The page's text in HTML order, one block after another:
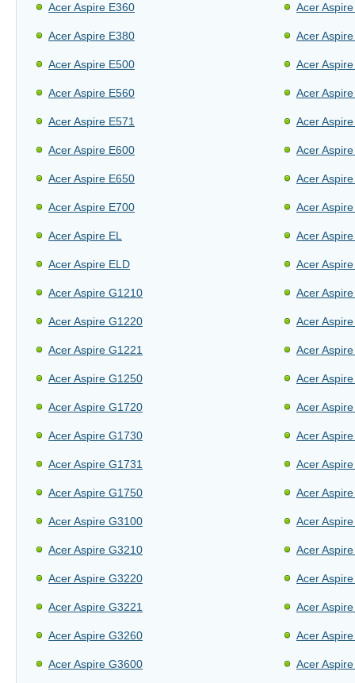
Acer Aspire E360
Acer Aspire E380
Acer Aspire E500
Acer Aspire E560
Acer Aspire E571
Acer Aspire E600
Acer Aspire E650
Acer Aspire E700
Acer Aspire EL
Acer Aspire ELD
Acer Aspire G1210
Acer Aspire G1220
Acer Aspire G1221
Acer Aspire G1250
Acer Aspire G1720
Acer Aspire G1730
Acer Aspire G1731
Acer Aspire G1750
Acer Aspire G3100
Acer Aspire G3210
Acer Aspire G3220
Acer Aspire G3221
Acer Aspire G3260
Acer Aspire G3600
Acer
Acer
Acer
Acer
Acer
Acer
Acer
Acer
Acer
Acer
Acer
Acer
Acer
Acer
Acer
Acer
Acer
Acer
Acer
Acer
Acer
Acer
Acer
Acer